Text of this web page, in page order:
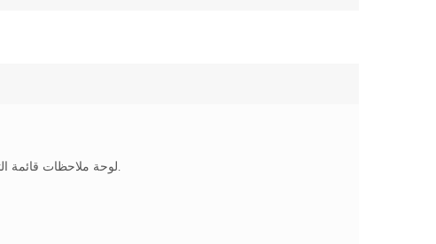
لوحة ملاحظات قائمة التحقق من الغراء الهالوين مع ربط الغراء في الأعلى ، سهلة التمزيق ومريحة.